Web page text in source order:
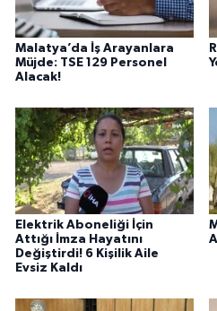
Malatya’da İş Arayanlara
Müjde: TSE 129 Personel
Alacak!
Elektrik Aboneliği İçin
Attığı İmza Hayatını
Değiştirdi! 6 Kişilik Aile
Evsiz Kaldı